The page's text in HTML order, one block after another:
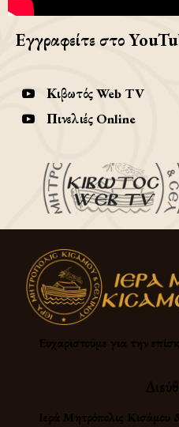
Εγγραφείτε στο
Κιβωτός Web TV
Πινελιές Online
Ευχαριστούμε για την
Ιερά Μητρόπολις Κισάμου